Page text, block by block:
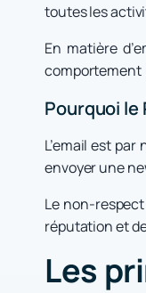
toutes les
En matière
comportement
Pourquoi le
L’email est
envoyer une
Le non-
réputation et
Les